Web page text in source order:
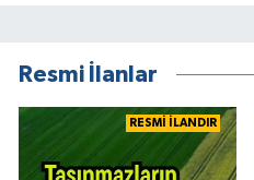
Resmi İlanlar
RESMİ İLANDIR